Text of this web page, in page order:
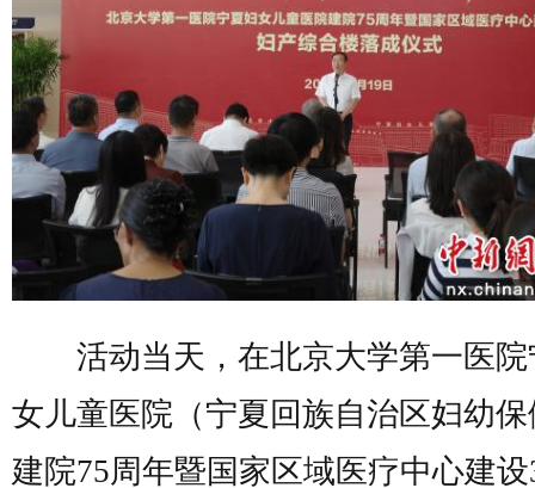
活动当天，在北京大学第一医院
女儿童医院（宁夏回族自治区妇幼
建院75周年暨国家区域医疗中心建